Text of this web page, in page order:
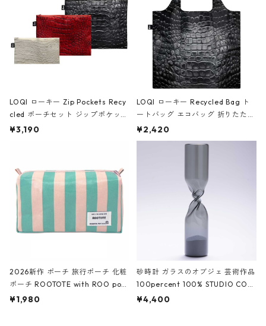
LOQI ローキー Zip Pockets Recy
cled ポーチセット ジップポケット
ファスナーポーチ 撥水加工 トラベ
ーガンディー、オフホワイト
¥3,190
LOQI ローキー Recycled Bag ト
ートバッグ エコバッグ 折りたたみ
大きめ 撥水加工 収納ポーチ CRO
CODILE/Black クロコダイル/ブラ
¥2,420
2026新作 ポーチ 旅行ポーチ 化粧
ポーチ ROOTOTE with ROO pou
ch 3532 ルートート WR.ポーチ.ラ
¥1,980
砂時計 ガラスのオブジェ 芸術作品
100percent 100% STUDIO COH
AKU Timeless 100パーセント ス
¥4,400